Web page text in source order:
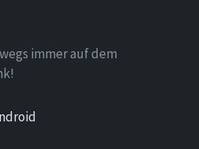
immer auf dem